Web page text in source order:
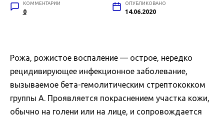
КОММЕНТАРИИ
0
ОПУБЛИКОВАНО
14.06.2020
Рожа, рожистое воспаление — острое, нередко
рецидивирующее инфекционное заболевание,
вызываемое бета-гемолитическим стрептококком
группы A. Проявляется покраснением участка кожи,
обычно на голени или на лице, и сопровождается